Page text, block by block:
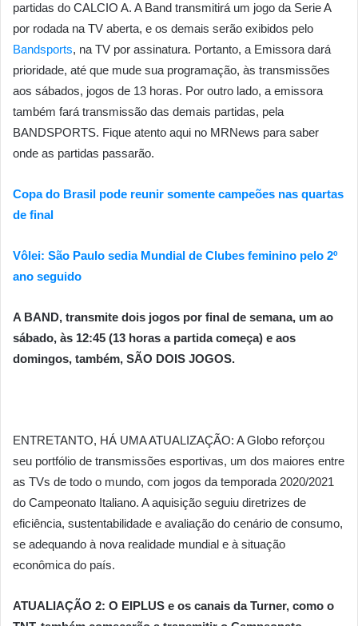
partidas do CALCIO A. A Band transmitirá um jogo da Serie A
por rodada na TV aberta, e os demais serão exibidos pelo
Bandsports, na TV por assinatura. Portanto, a Emissora dará
prioridade, até que mude sua programação, às transmissões
aos sábados, jogos de 13 horas. Por outro lado, a emissora
também fará transmissão das demais partidas, pela
BANDSPORTS. Fique atento aqui no MRNews para saber
onde as partidas passarão.
Copa do Brasil pode reunir somente campeões nas quartas
de final
Vôlei: São Paulo sedia Mundial de Clubes feminino pelo 2º
ano seguido
A BAND, transmite dois jogos por final de semana, um ao
sábado, às 12:45 (13 horas a partida começa) e aos
domingos, também, SÃO DOIS JOGOS.
ENTRETANTO, HÁ UMA ATUALIZAÇÃO: A Globo reforçou
seu portfólio de transmissões esportivas, um dos maiores entre
as TVs de todo o mundo, com jogos da temporada 2020/2021
do Campeonato Italiano. A aquisição seguiu diretrizes de
eficiência, sustentabilidade e avaliação do cenário de consumo,
se adequando à nova realidade mundial e à situação
econômica do país.
ATUALIAÇÃO 2: O EIPLUS e os canais da Turner, como o